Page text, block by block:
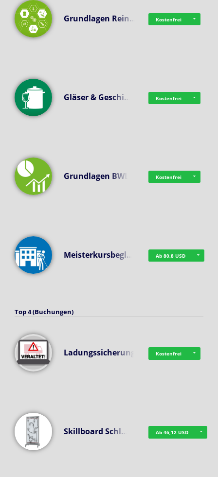
Grundlagen Rein… Kostenfrei
Gläser & Geschi… Kostenfrei
Grundlagen BWL Kostenfrei
Meisterkursbegl… Ab 80,8 USD
Top 4 (Buchungen)
Ladungssicherung Kostenfrei
Skillboard Schl… Ab 46,12 USD